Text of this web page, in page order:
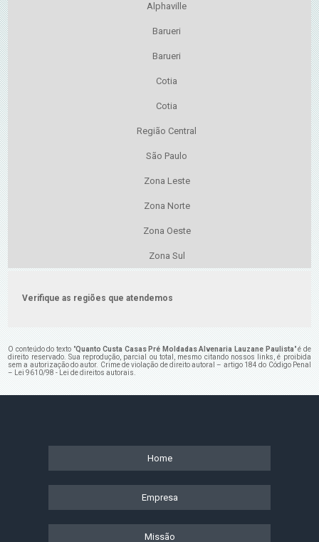
Alphaville
Barueri
Barueri
Cotia
Cotia
Região Central
São Paulo
Zona Leste
Zona Norte
Zona Oeste
Zona Sul
Verifique as regiões que atendemos
O conteúdo do texto "Quanto Custa Casas Pré Moldadas Alvenaria Lauzane Paulista" é de
direito reservado. Sua reprodução, parcial ou total, mesmo citando nossos links, é proibida
sem a autorização do autor. Crime de violação de direito autoral – artigo 184 do Código Penal
–
Lei 9610/98 - Lei de direitos autorais
Home
Empresa
Missão